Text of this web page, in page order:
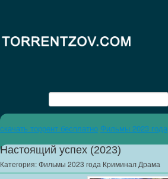
скачать торрент бесплатно Фильмы 2023 года
Настоящий успех (2023)
Категория:Фильмы 2023 года Криминал Драма